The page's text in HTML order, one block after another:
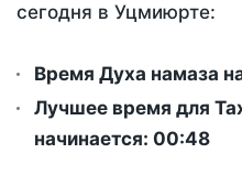
сегодня в Уцмиюрте:
Время Духа намаза
Лучшее время для
начинается: 00:48